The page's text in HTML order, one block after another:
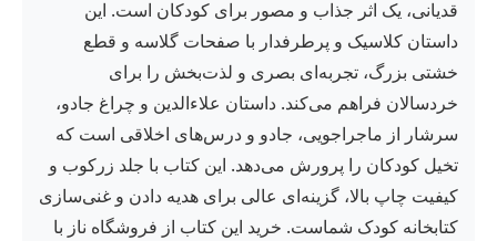
قدیانی، یک اثر جذاب و مصور برای کودکان است. این
داستان کلاسیک و پرطرفدار با صفحات گلاسه و قطع
خشتی بزرگ، تجربه‌ای بصری و لذت‌بخش را برای
خردسالان فراهم می‌کند. داستان علاءالدین و چراغ جادو،
سرشار از ماجراجویی، جادو و درس‌های اخلاقی است که
تخیل کودکان را پرورش می‌دهد. این کتاب با جلد زرکوب و
کیفیت چاپ بالا، گزینه‌ای عالی برای هدیه دادن و غنی‌سازی
کتابخانه کودک شماست. خرید این کتاب از فروشگاه ناز با